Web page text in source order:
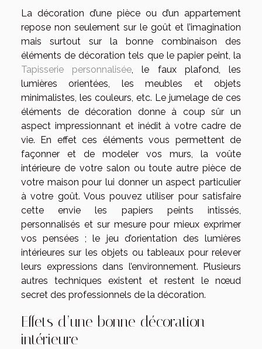
La décoration d’une pièce ou d’un appartement
repose non seulement sur le goût et l’imagination
mais surtout sur la bonne combinaison des
éléments de décoration tels que le papier peint, la
Tapisserie personnalisée, le faux plafond, les
lumières orientées, les meubles et objets
minimalistes, les couleurs, etc. Le jumelage de ces
éléments de décoration donne à coup sûr un
aspect impressionnant et inédit à votre cadre de
vie. En effet ces éléments vous permettent de
façonner et de modeler vos murs, la voûte
intérieure de votre salon ou toute autre pièce de
votre maison pour lui donner un aspect particulier
à votre goût. Vous pouvez utiliser pour satisfaire
cette envie les papiers peints intissés,
personnalisés et sur mesure pour mieux exprimer
vos pensées ; le jeu d’orientation des lumières
intérieures sur les objets ou tableaux pour relever
leurs expressions dans l’environnement. Plusieurs
autres techniques existent et restent le nœud
secret des professionnels de la décoration.
Effets d’une bonne décoration
intérieure